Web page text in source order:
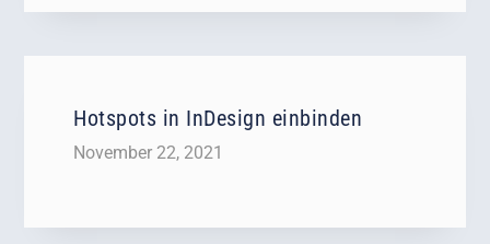
Hotspots in InDesign einbinden
November 22, 2021